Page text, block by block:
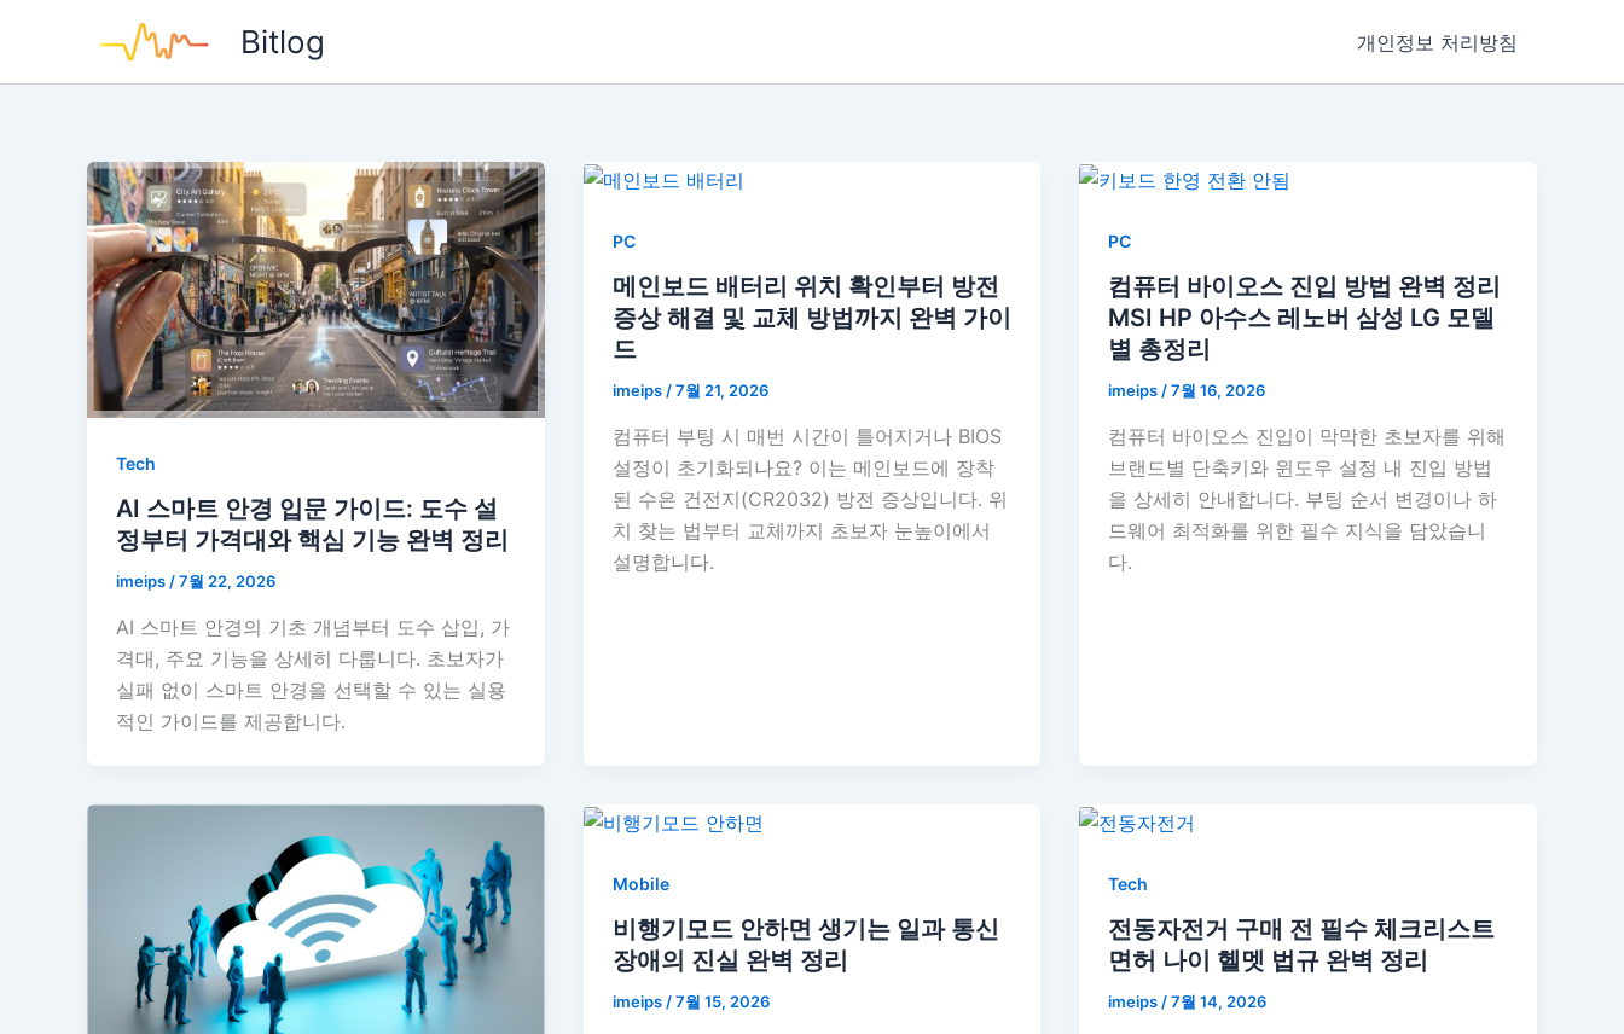
츠
Bitlog 개인정보 처리방침
Tech
AI 스마트 안경 입문 가이드: 도수 설
정부터 가격대와 핵심 기능 완벽 정리
imeips/7월 22, 2026
AI 스마트 안경의 기초 개념부터 도수 삽입, 가
격대, 주요 기능을 상세히 다룹니다. 초보자가
실패 없이 스마트 안경을 선택할 수 있는 실용
적인 가이드를 제공합니다.
PC
메인보드 배터리 위치 확인부터 방전
증상 해결 및 교체 방법까지 완벽 가이
드
imeips/7월 21, 2026
컴퓨터 부팅 시 매번 시간이 틀어지거나 BIOS
설정이 초기화되나요? 이는 메인보드에 장착
된 수은 건전지(CR2032) 방전 증상입니다. 위
치 찾는 법부터 교체까지 초보자 눈높이에서
설명합니다.
PC
컴퓨터 바이오스 진입 방법 완벽 정리
MSI HP 아수스 레노버 삼성 LG 모델
별 총정리
imeips/7월 16, 2026
컴퓨터 바이오스 진입이 막막한 초보자를 위해
브랜드별 단축키와 윈도우 설정 내 진입 방법
을 상세히 안내합니다. 부팅 순서 변경이나 하
드웨어 최적화를 위한 필수 지식을 담았습니
다.
Mobile
비행기모드 안하면 생기는 일과 통신
장애의 진실 완벽 정리
imeips/7월 15, 2026
Tech
전동자전거 구매 전 필수 체크리스트
면허 나이 헬멧 법규 완벽 정리
imeips/7월 14, 2026